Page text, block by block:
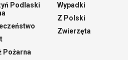
Podlaski
Pożarna
Wypadki
Z Polski
Zwierzęta